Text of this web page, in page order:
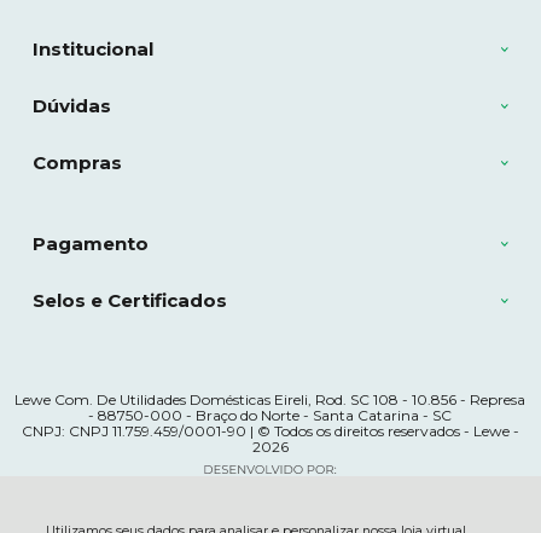
Institucional
Dúvidas
Compras
Pagamento
Selos e Certificados
Lewe Com. De Utilidades Domésticas Eireli, Rod. SC 108 - 10.856 - Represa
- 88750-000 - Braço do Norte - Santa Catarina - SC
CNPJ: CNPJ 11.759.459/0001-90 | © Todos os direitos reservados - Lewe -
2026